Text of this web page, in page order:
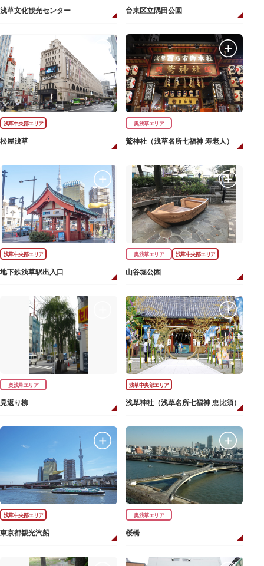
浅草文化観光センター 台東区立隅田公園
浅草中央部エリア
松屋浅草
奥浅草エリア
鷲神社（浅草名所七福神 寿老人）
浅草中央部エリア
地下鉄浅草駅出入口
奥浅草エリア 浅草中央部エリア
山谷堀公園
奥浅草エリア
見返り柳
浅草中央部エリア
浅草神社（浅草名所七福神 恵比須）
浅草中央部エリア
東京都観光汽船
奥浅草エリア
桜橋